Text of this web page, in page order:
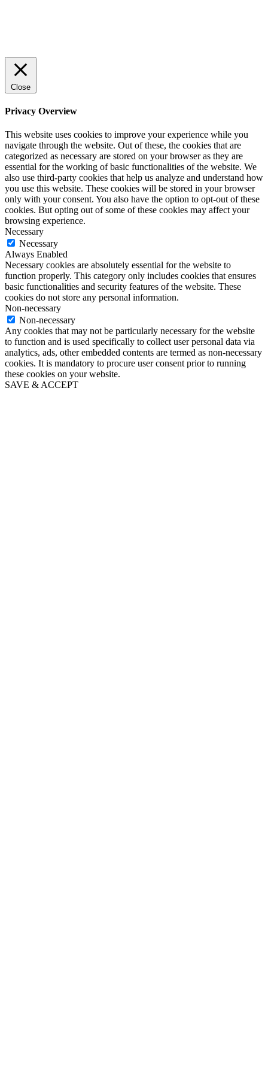
Close
Privacy Overview
This website uses cookies to improve your experience while you
navigate through the website. Out of these, the cookies that are
categorized as necessary are stored on your browser as they are
essential for the working of basic functionalities of the website. We
also use third-party cookies that help us analyze and understand how
you use this website. These cookies will be stored in your browser
only with your consent. You also have the option to opt-out of these
cookies. But opting out of some of these cookies may affect your
browsing experience.
Necessary
Necessary
Always Enabled
Necessary cookies are absolutely essential for the website to
function properly. This category only includes cookies that ensures
basic functionalities and security features of the website. These
cookies do not store any personal information.
Non-necessary
Non-necessary
Any cookies that may not be particularly necessary for the website
to function and is used specifically to collect user personal data via
analytics, ads, other embedded contents are termed as non-necessary
cookies. It is mandatory to procure user consent prior to running
these cookies on your website.
SAVE & ACCEPT